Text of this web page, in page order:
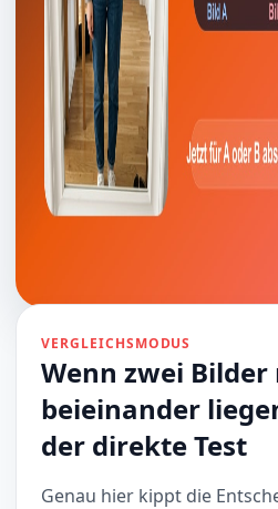
VERGLEICHSMODUS
Wenn zwei Bilder
beieinander
der direkte Test
Genau hier kippt die